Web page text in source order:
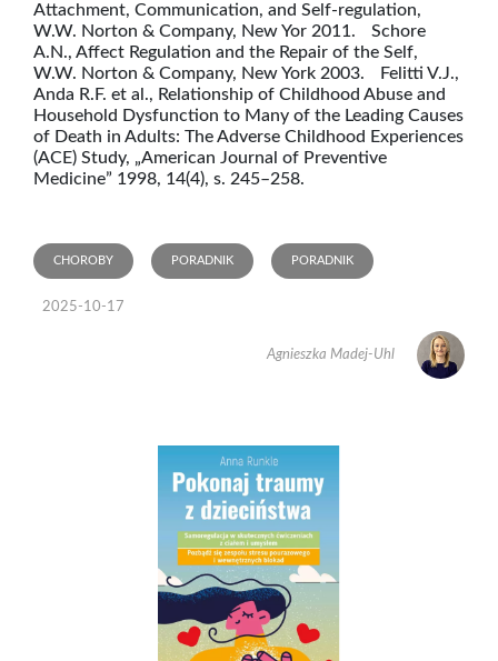
Attachment, Communication, and Self-regulation,
W.W. Norton & Company, New Yor 2011. Schore
A.N., Affect Regulation and the Repair of the Self,
W.W. Norton & Company, New York 2003. Felitti V.J.,
Anda R.F. et al., Relationship of Childhood Abuse and
Household Dysfunction to Many of the Leading Causes
of Death in Adults: The Adverse Childhood Experiences
(ACE) Study, „American Journal of Preventive
Medicine” 1998, 14(4), s. 245–258.
CHOROBY PORADNIK PORADNIK
2025-10-17
Agnieszka Madej-Uhl